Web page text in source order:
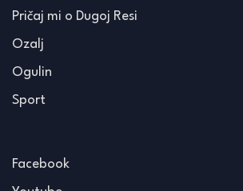
Pričaj mi o Dugoj Resi
Ozalj
Ogulin
Sport
Facebook